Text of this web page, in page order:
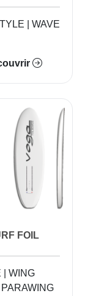
| WAVE
FOIL
| WING